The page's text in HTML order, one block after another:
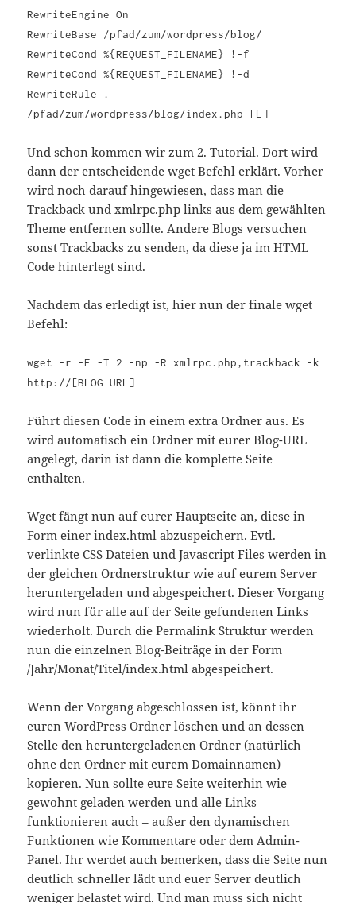
RewriteEngine On
RewriteBase /pfad/zum/wordpress/blog/
RewriteCond %{REQUEST_FILENAME} !-f
RewriteCond %{REQUEST_FILENAME} !-d
RewriteRule .
/pfad/zum/wordpress/blog/index.php [L]
Und schon kommen wir zum 2. Tutorial. Dort wird
dann der entscheidende wget Befehl erklärt. Vorher
wird noch darauf hingewiesen, dass man die
Trackback und xmlrpc.php links aus dem gewählten
Theme entfernen sollte. Andere Blogs versuchen
sonst Trackbacks zu senden, da diese ja im HTML
Code hinterlegt sind.
Nachdem das erledigt ist, hier nun der finale wget
Befehl:
wget -r -E -T 2 -np -R xmlrpc.php,trackback -k
http://[BLOG URL]
Führt diesen Code in einem extra Ordner aus. Es
wird automatisch ein Ordner mit eurer Blog-URL
angelegt, darin ist dann die komplette Seite
enthalten.
Wget fängt nun auf eurer Hauptseite an, diese in
Form einer index.html abzuspeichern. Evtl.
verlinkte CSS Dateien und Javascript Files werden in
der gleichen Ordnerstruktur wie auf eurem Server
heruntergeladen und abgespeichert. Dieser Vorgang
wird nun für alle auf der Seite gefundenen Links
wiederholt. Durch die Permalink Struktur werden
nun die einzelnen Blog-Beiträge in der Form
/Jahr/Monat/Titel/index.html abgespeichert.
Wenn der Vorgang abgeschlossen ist, könnt ihr
euren WordPress Ordner löschen und an dessen
Stelle den heruntergeladenen Ordner (natürlich
ohne den Ordner mit eurem Domainnamen)
kopieren. Nun sollte eure Seite weiterhin wie
gewohnt geladen werden und alle Links
funktionieren auch – außer den dynamischen
Funktionen wie Kommentare oder dem Admin-
Panel. Ihr werdet auch bemerken, dass die Seite nun
deutlich schneller lädt und euer Server deutlich
weniger belastet wird. Und man muss sich nicht